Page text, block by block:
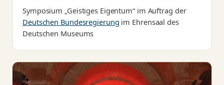
Symposium „Geistiges Eigentum“ im Auftrag der
Deutschen Bundesregierung im Ehrensaal des
Deutschen Museums